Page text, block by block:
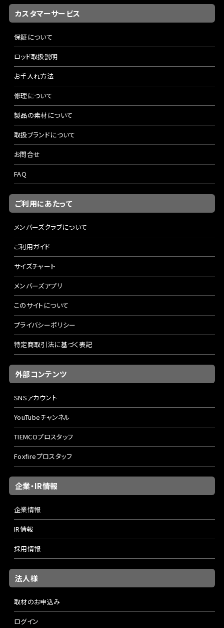
カスタマーサービス
保証について
ロッド取扱説明
お手入れ方法
修理について
製品の素材について
取扱ブランドについて
お問合せ
FAQ
ご利用にあたって
メンバーズクラブについて
ご利用ガイド
サイズチャート
メンバーズアプリ
このサイトについて
プライバシーポリシー
特定商取引法に基づく表記
外部コンテンツ
SNSアカウント
YouTubeチャンネル
TIEMCOプロスタッフ
Foxfireプロスタッフ
企業・IR情報
企業情報
IR情報
採用情報
法人様
取材のお申込み
ログイン